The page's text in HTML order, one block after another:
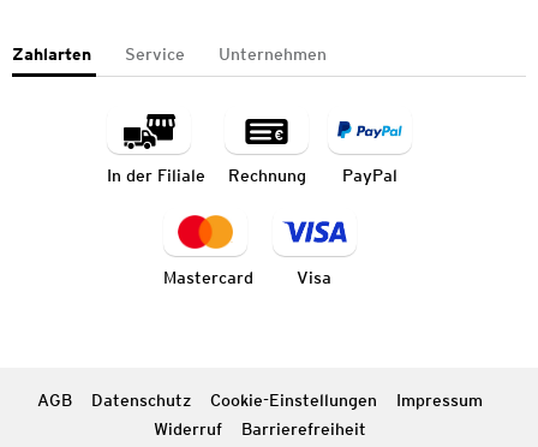
Zahlarten Service Unternehmen
In der Filiale Rechnung PayPal
Mastercard Visa
AGB Datenschutz Cookie-Einstellungen
Impressum
Widerruf
Barrierefreiheit